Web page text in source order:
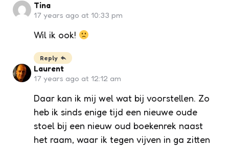
Tina
17 years ago at 10:33 pm
Wil ik ook!
Reply
Laurent
17 years ago at 12:12 am
Daar kan ik mij wel wat bij voorstellen. Zo
heb ik sinds enige tijd een nieuwe oude
stoel bij een nieuw oud boekenrek naast
het raam, waar ik tegen vijven in ga zitten